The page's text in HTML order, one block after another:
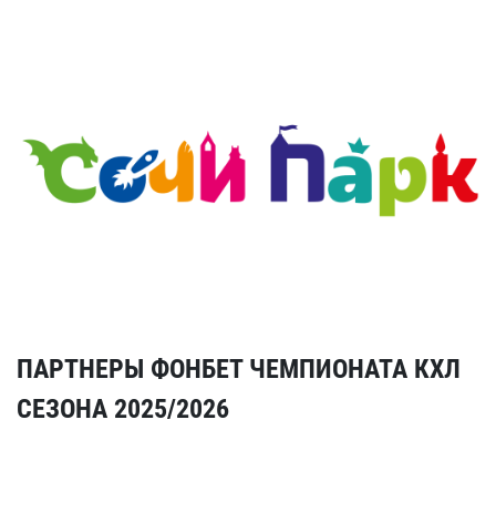
ПАРТНЕРЫ ФОНБЕТ ЧЕМПИОНАТА КХЛ
СЕЗОНА 2025/2026